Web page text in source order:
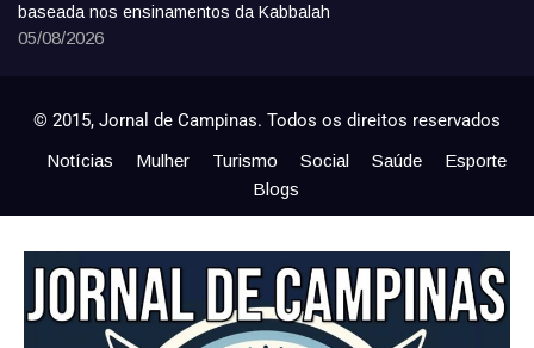
baseada nos ensinamentos da Kabbalah
05/08/2026
© 2015, Jornal de Campinas. Todos os direitos reservados
Notícias Mulher Turismo Social Saúde
Esporte
Blogs